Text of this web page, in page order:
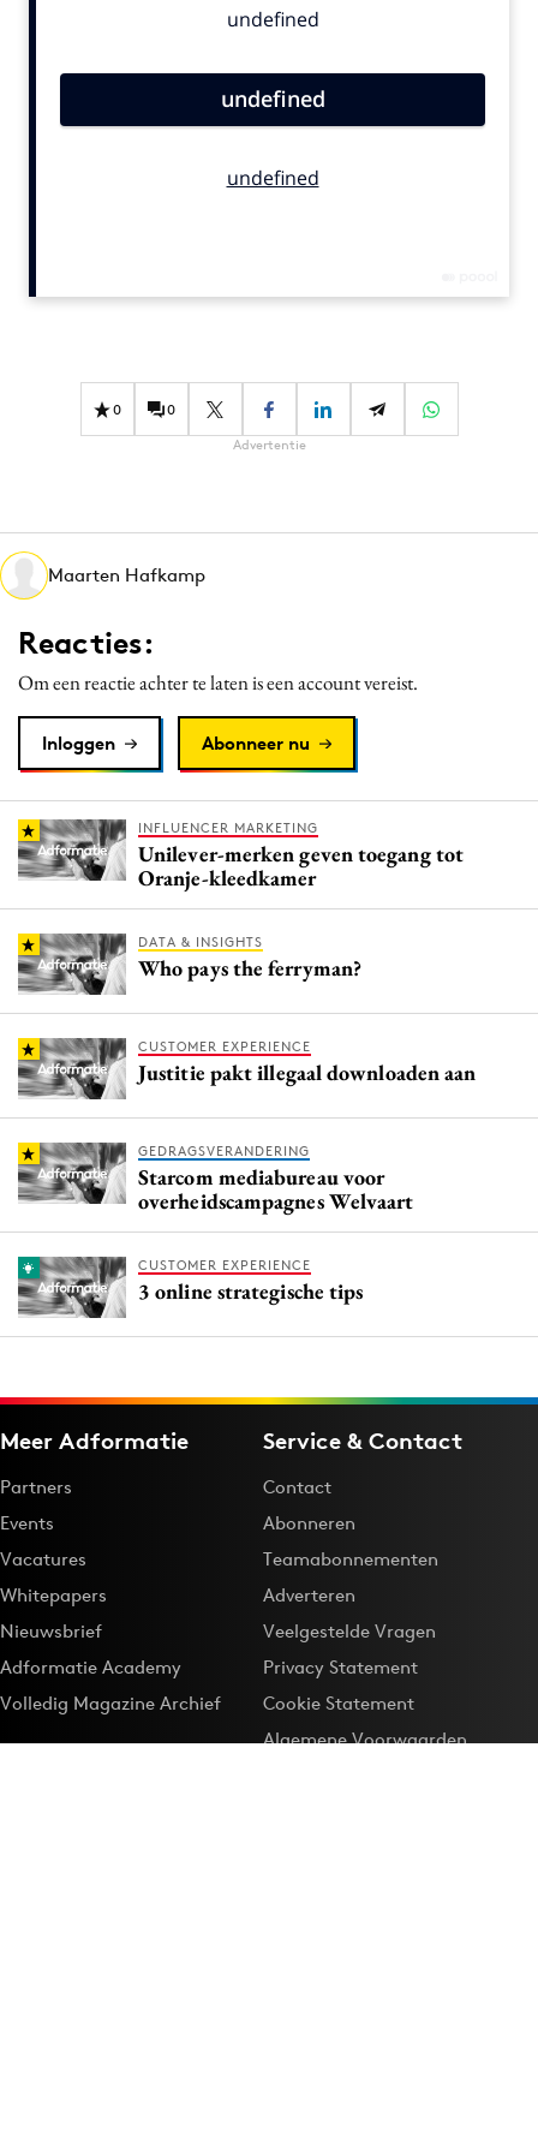
Contentmarketing
Effectiviteit
Gedragsverandering
Martech
Media
Merkstrategie
PR
Programmatic
Reputatie & crisis
0 0
Advertentie
Maarten Hafkamp
Reacties:
Om een reactie achter te laten is een account vereist.
Inloggen Abonneer nu
INFLUENCER MARKETING
Unilever-merken geven toegang tot
Oranje-kleedkamer
DATA & INSIGHTS
Who pays the ferryman?
CUSTOMER EXPERIENCE
Justitie pakt illegaal downloaden aan
GEDRAGSVERANDERING
Starcom mediabureau voor
overheidscampagnes Welvaart
CUSTOMER EXPERIENCE
3 online strategische tips
Meer Adformatie
Partners
Events
Vacatures
Whitepapers
Nieuwsbrief
Adformatie Academy
Volledig Magazine Archief
Service & Contact
Contact
Abonneren
Teamabonnementen
Adverteren
Veelgestelde Vragen
Privacy Statement
Cookie Statement
Algemene Voorwaarden